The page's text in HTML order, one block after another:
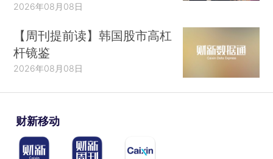
2026年08月08日
【周刊提前读】韩国股市高杠
杆镜鉴
2026年08月08日
财新移动